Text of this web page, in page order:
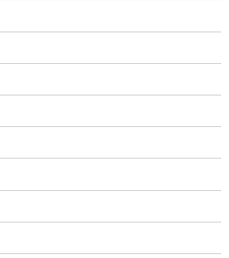
です。ノーアイテム＆ノーにゃんコン
、ネコルーザ、ドロン、ウルス、ゴム2
リーフィッシュ、ドグえもんの無課金編
金編成といえど対超獣用の大型キャラが
ステージの攻略においては何の問題もな
壁で守りながら進むセオリー通りの戦い
す。